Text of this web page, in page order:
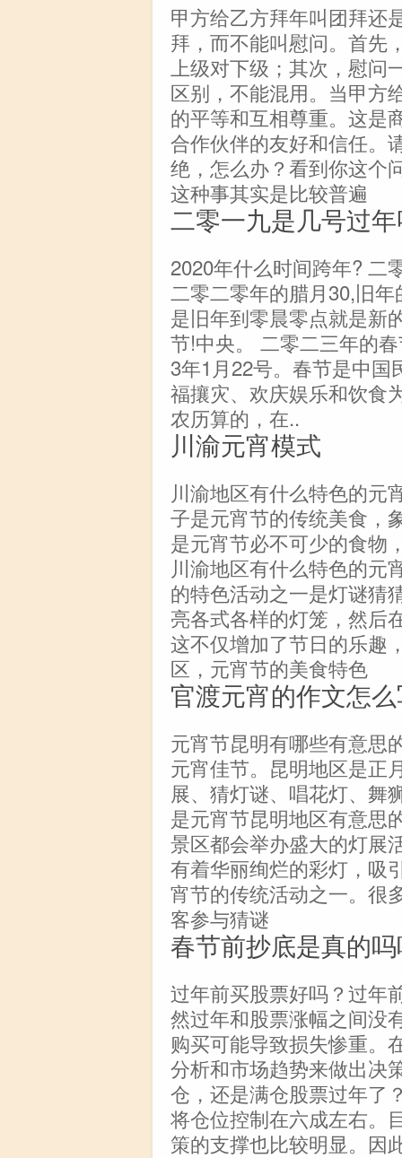
甲方给乙方拜年叫团拜还
拜，而不能叫慰问。首先
上级对下级；其次，慰
区别，不能混用。当甲方
的平等和互相尊重。这是
合作伙伴的友好和信任。
绝，怎么办？看到你这个
这种事其实是比较普遍
二零一九是几号过
2020年什么时间跨年? 二
二零二零年的腊月30,旧
是旧年到零晨零点就是新
节!中央。 二零二三年的
3年1月22号。春节是中
福攘灾、欢庆娱乐和饮食
农历算的，在..
川渝元宵模式
川渝地区有什么特色的元
子是元宵节的传统美食，
是元宵节必不可少的食物
川渝地区有什么特色的元
的特色活动之一是灯谜猜
亮各式各样的灯笼，然后
这不仅增加了节日的乐趣
区，元宵节的美食特色
官渡元宵的作文怎
元宵节昆明有哪些有意思
元宵佳节。昆明地区是正
展、猜灯谜、唱花灯、舞
是元宵节昆明地区有意思
景区都会举办盛大的灯展
有着华丽绚烂的彩灯，吸
宵节的传统活动之一。很
客参与猜谜
春节前抄底是真的
过年前买股票好吗？过年
然过年和股票涨幅之间没
购买可能导致损失惨重。
分析和市场趋势来做出决
仓，还是满仓股票过年了
将仓位控制在六成左右。
策的支撑也比较明显。因